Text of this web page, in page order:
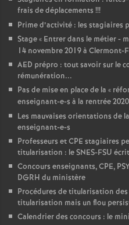
frais de déplacements !!!
Prime d’activité : les stagiaires
Stage « Entrer dans le métier -
14 novembre 2019 à Clermont-
AED prépro : tout savoir sur le
rémunération...
Pas de mise en place de la «
enseignant-e-s à la rentrée 2020
Les mauvaises orientations de
enseignant-e-s
Professeurs et CPE stagiaires
titularisation : le SNES-FSU
Concours enseignants, CPE,
DGRH du ministère
Procédures de titularisation
titularisation mais un flou
Calendrier des concours : le